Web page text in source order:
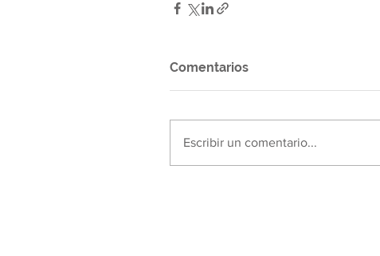
Comentarios
Escribir un comentario...